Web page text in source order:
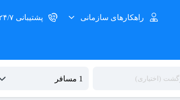
راهکارهای سازمانی پشتیبانی ۲۴/۷